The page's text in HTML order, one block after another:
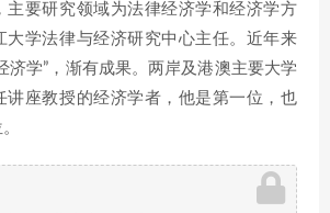
主要研究领域为法律经济学和经济学方
大学法律与经济研究中心主任。近年来
济学”，渐有成果。两岸及港澳主要大学
讲座教授的经济学者，他是第一位，也